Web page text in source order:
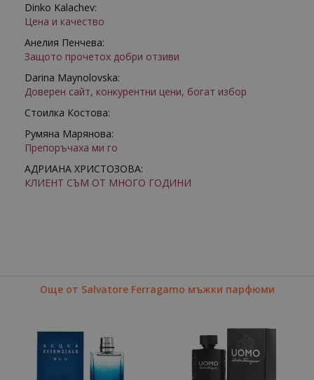
Dinko Kalachev:
Цена и качество
Анелия Пенчева:
Защото прочетох добри отзиви
Darina Maynolovska:
Доверен сайт, конкурентни цени, богат избор
Стоилка Костова:
Румяна Марянова:
Препоръчаха ми го
АДРИАНА ХРИСТОЗОВА:
КЛИЕНТ СЪМ ОТ МНОГО ГОДИНИ
Още от Salvatore Ferragamo мъжки парфюми